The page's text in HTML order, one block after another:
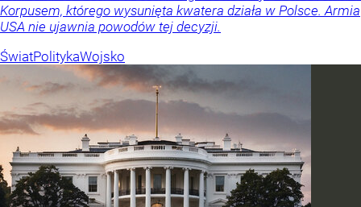
Korpusem, którego wysunięta kwatera działa w Polsce. Armia
USA nie ujawnia powodów tej decyzji.
ŚwiatPolitykaWojsko